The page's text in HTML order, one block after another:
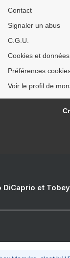
Contact
Signaler un abus
C.G.U.
Cookies et
Préférences
Voir le profil de
DiCaprio et